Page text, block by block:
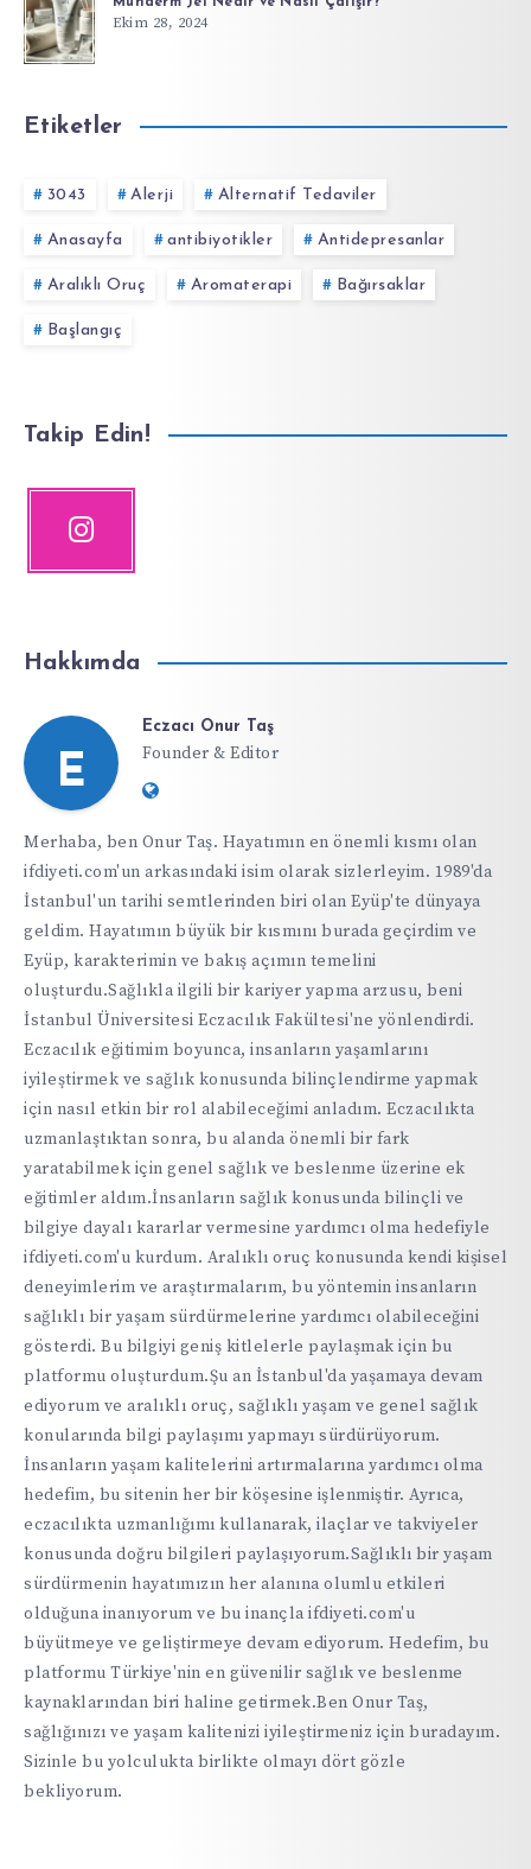
Ekim 28, 2024
Etiketler
3043 Alerji Alternatif Tedaviler
Anasayfa antibiyotikler Antidepresanlar
Aralıklı Oruç Aromaterapi Bağırsaklar
Başlangıç
Takip Edin!
Hakkımda
E
Eczacı Onur Taş
Founder & Editor
Website:
Merhaba, ben Onur Taş. Hayatımın en önemli kısmı olan
ifdiyeti.com'un arkasındaki isim olarak sizlerleyim. 1989'da
İstanbul'un tarihi semtlerinden biri olan Eyüp'te dünyaya
geldim. Hayatımın büyük bir kısmını burada geçirdim ve
Eyüp, karakterimin ve bakış açımın temelini
oluşturdu.Sağlıkla ilgili bir kariyer yapma arzusu, beni
İstanbul Üniversitesi Eczacılık Fakültesi'ne yönlendirdi.
Eczacılık eğitimim boyunca, insanların yaşamlarını
iyileştirmek ve sağlık konusunda bilinçlendirme yapmak
için nasıl etkin bir rol alabileceğimi anladım. Eczacılıkta
uzmanlaştıktan sonra, bu alanda önemli bir fark
yaratabilmek için genel sağlık ve beslenme üzerine ek
eğitimler aldım.İnsanların sağlık konusunda bilinçli ve
bilgiye dayalı kararlar vermesine yardımcı olma hedefiyle
ifdiyeti.com'u kurdum. Aralıklı oruç konusunda kendi kişisel
deneyimlerim ve araştırmalarım, bu yöntemin insanların
sağlıklı bir yaşam sürdürmelerine yardımcı olabileceğini
gösterdi. Bu bilgiyi geniş kitlelerle paylaşmak için bu
platformu oluşturdum.Şu an İstanbul'da yaşamaya devam
ediyorum ve aralıklı oruç, sağlıklı yaşam ve genel sağlık
konularında bilgi paylaşımı yapmayı sürdürüyorum.
İnsanların yaşam kalitelerini artırmalarına yardımcı olma
hedefim, bu sitenin her bir köşesine işlenmiştir. Ayrıca,
eczacılıkta uzmanlığımı kullanarak, ilaçlar ve takviyeler
konusunda doğru bilgileri paylaşıyorum.Sağlıklı bir yaşam
sürdürmenin hayatımızın her alanına olumlu etkileri
olduğuna inanıyorum ve bu inançla ifdiyeti.com'u
büyütmeye ve geliştirmeye devam ediyorum. Hedefim, bu
platformu Türkiye'nin en güvenilir sağlık ve beslenme
kaynaklarından biri haline getirmek.Ben Onur Taş,
sağlığınızı ve yaşam kalitenizi iyileştirmeniz için buradayım.
Sizinle bu yolculukta birlikte olmayı dört gözle
bekliyorum.